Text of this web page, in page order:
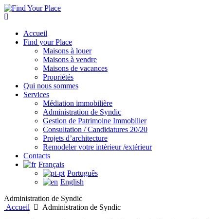
Accueil
Find your Place
Maisons à louer
Maisons à vendre
Maisons de vacances
Propriétés
Qui nous sommes
Services
Médiation immobilière
Administration de Syndic
Gestion de Patrimoine Immobilier
Consultation / Candidatures 20/20
Projets d’architecture
Remodeler votre intérieur /extérieur
Contacts
Français
Português
English
Administration de Syndic
Accueil
Administration de Syndic